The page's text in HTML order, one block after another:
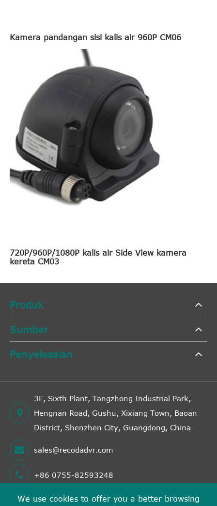
Kamera pandangan sisi kalis air 960P CM06
720P/960P/1080P kalis air Side View kamera
kereta CM03
Produk
Sumber
Penyelesaian
3F, Sixth Plant, Tangzhong Industrial Park,
Hengnan Road, Gushu, Xixiang Town, Baoan
District, Shenzhen City, Guangdong, China
sales@recodadvr.com
+86 0755-82593248
We use cookies to offer you a better browsing